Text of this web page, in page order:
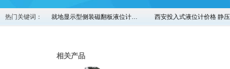
热门关键词： 就地显示型侧装磁翻板液位计… 西安投入式液位计价格 静
相关产品